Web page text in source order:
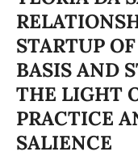
STARTUP
BASIS AND
THE LIGHT
PRACTICE
SALIENCE